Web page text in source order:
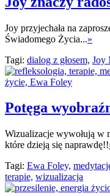
Joy przyjechała na
Świadomego Życia...»
Tagi: dialog z głosem, Joy
Potęga
Wizualizacje wywołują w
które dzieją się naprawdę!!
Tagi: Ewa Foley,
terapie, wizualizacja